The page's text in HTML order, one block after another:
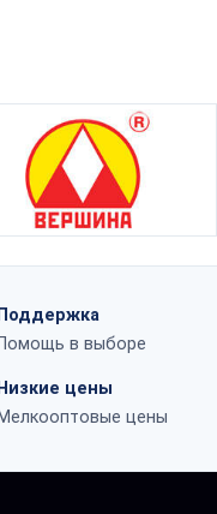
Поддержка
Помощь в выборе
Низкие цены
Мелкооптовые цены